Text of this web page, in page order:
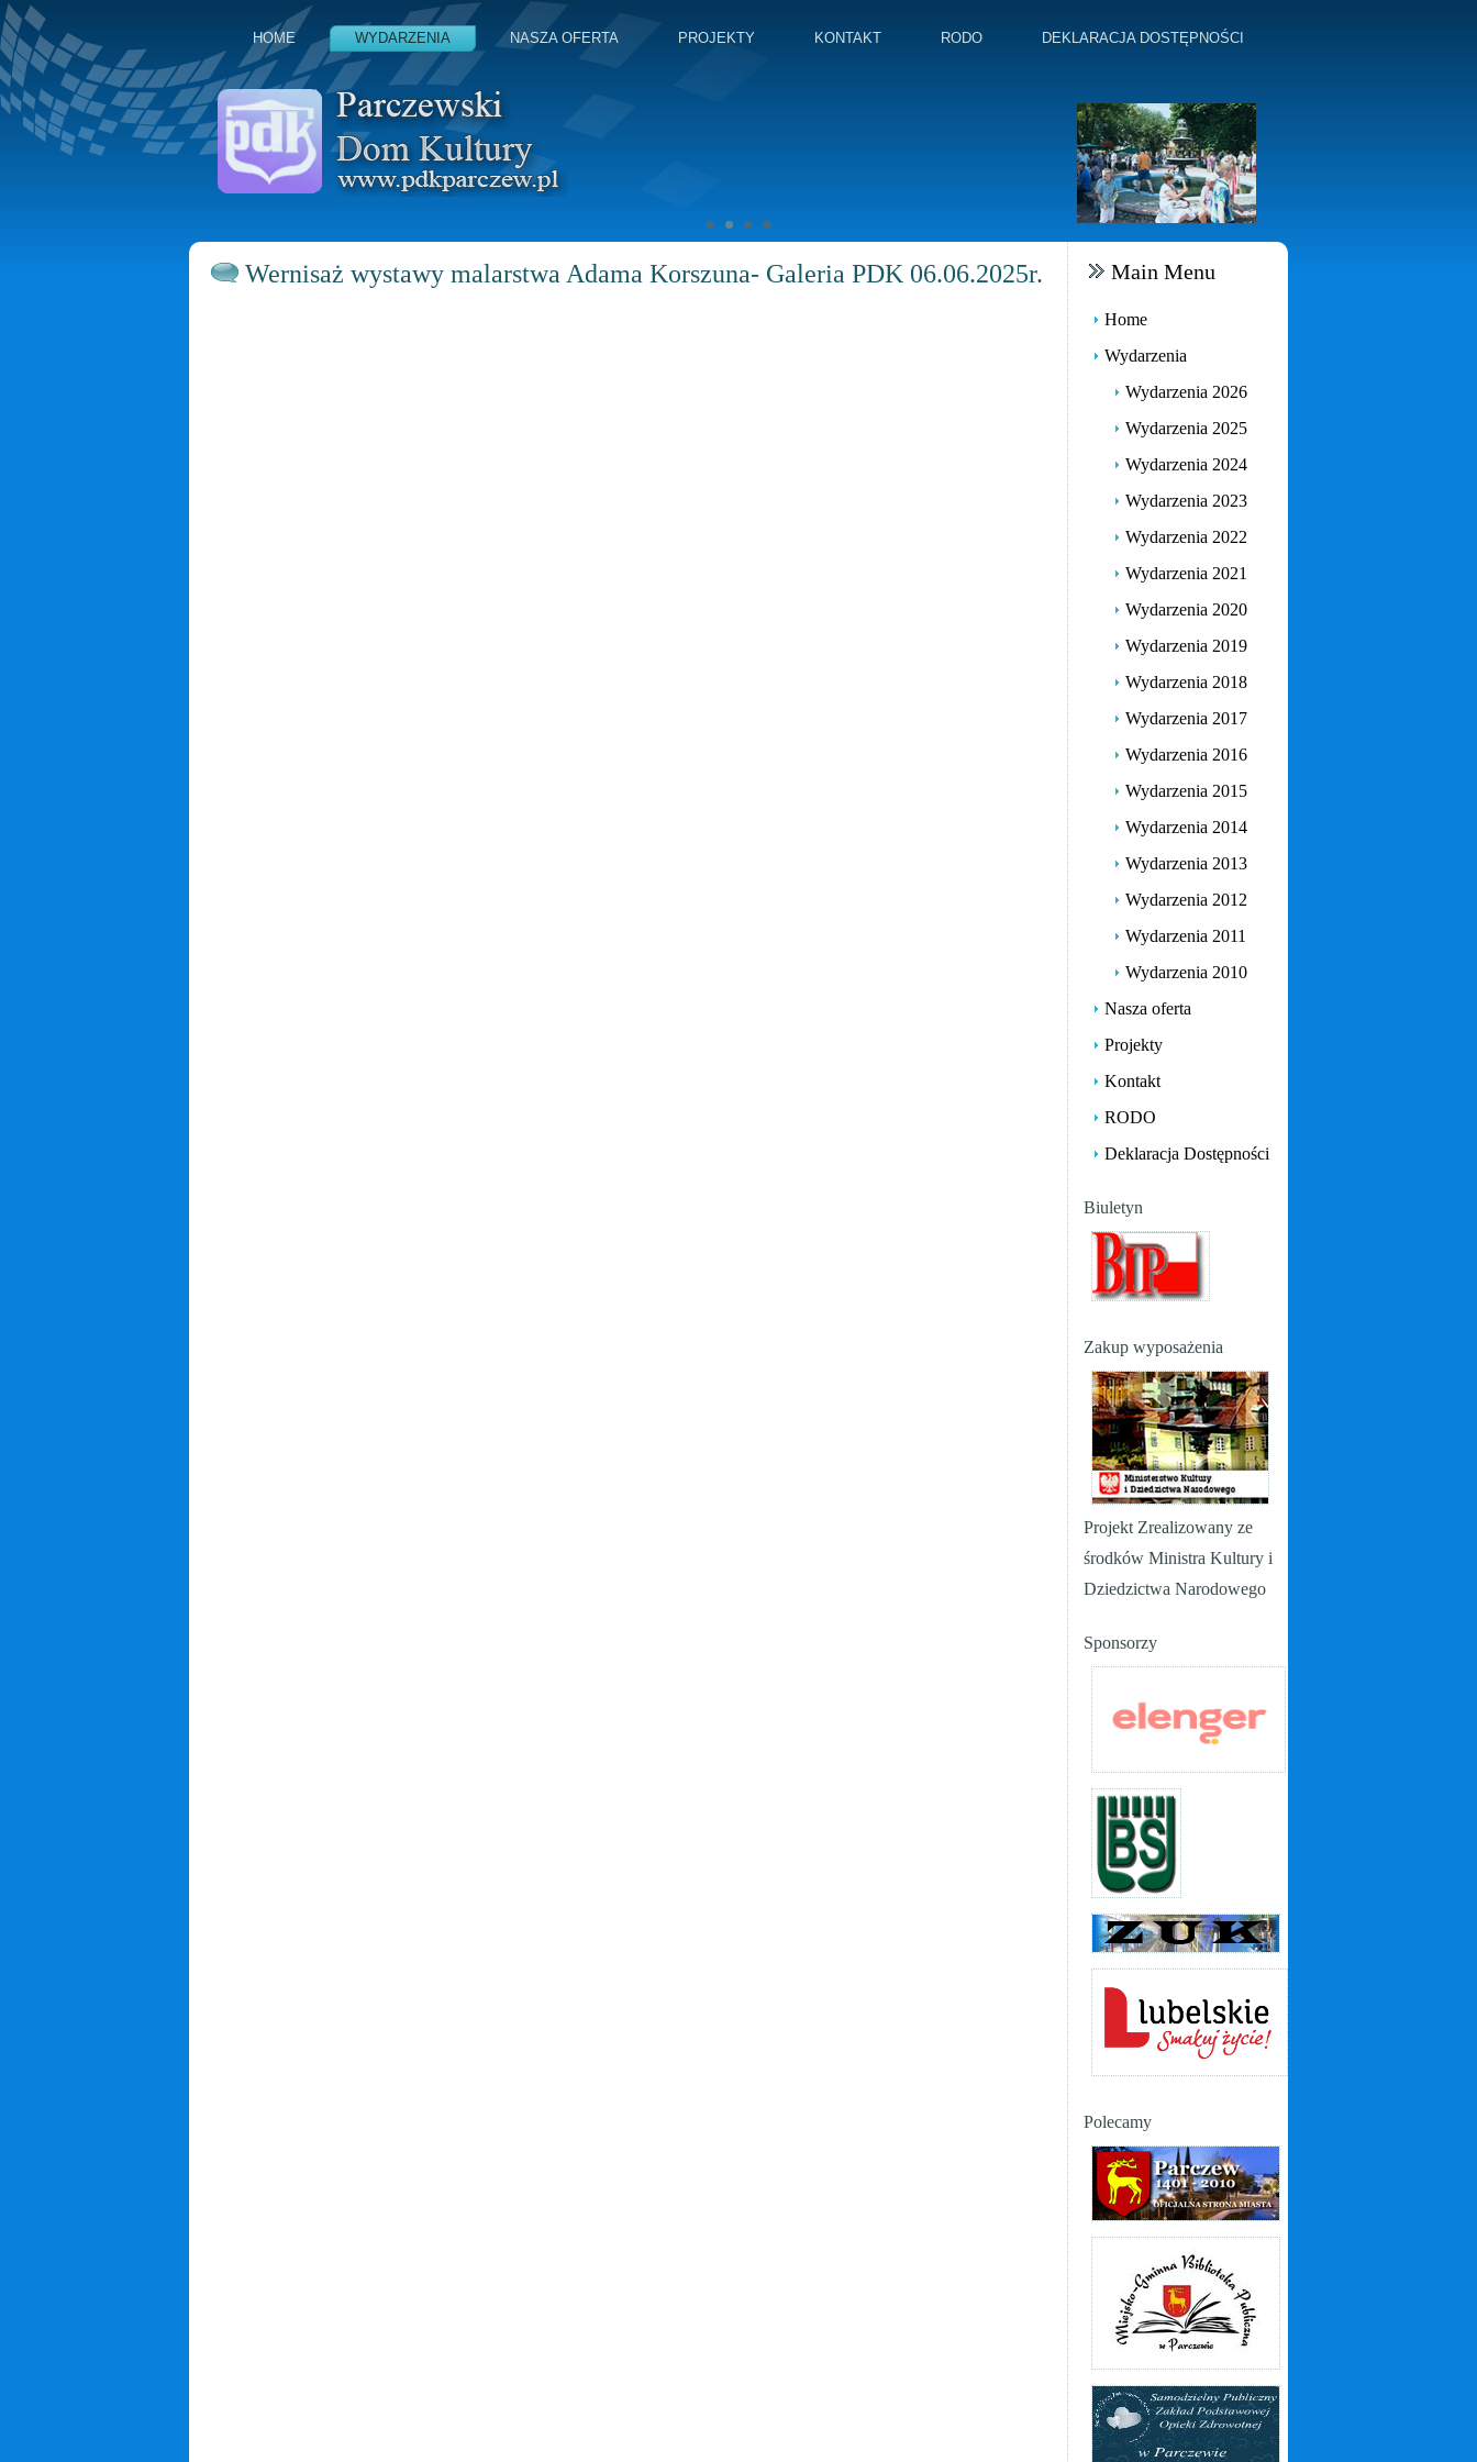
HOME WYDARZENIA NASZA OFERTA PROJEKTY KONTAKT RODO DEKLARACJA DOSTĘPNOŚCI
Wernisaż wystawy malarstwa Adama Korszuna- Galeria PDK 06.06.2025r. Main Menu
Home
Wydarzenia
Wydarzenia 2026
Wydarzenia 2025
Wydarzenia 2024
Wydarzenia 2023
Wydarzenia 2022
Wydarzenia 2021
Wydarzenia 2020
Wydarzenia 2019
Wydarzenia 2018
Wydarzenia 2017
Wydarzenia 2016
Wydarzenia 2015
Wydarzenia 2014
Wydarzenia 2013
Wydarzenia 2012
Wydarzenia 2011
Wydarzenia 2010
Nasza oferta
Projekty
Kontakt
RODO
Deklaracja Dostępności
Biuletyn
Zakup wyposażenia
Projekt Zrealizowany ze
środków Ministra Kultury i
Dziedzictwa Narodowego
Sponsorzy
Polecamy